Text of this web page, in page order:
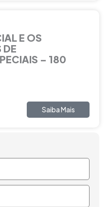
E OS
DE
– 180
Saiba Mais